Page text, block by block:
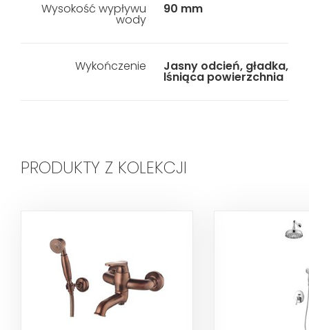
Wysokość wypływu
wody
90 mm
Wykończenie Jasny odcień, gładka,
lśniąca powierzchnia
PRODUKTY Z KOLEKCJI